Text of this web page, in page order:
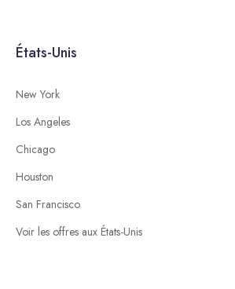
États-Unis
New York
Los Angeles
Chicago
Houston
San Francisco
Voir les offres aux États-Unis